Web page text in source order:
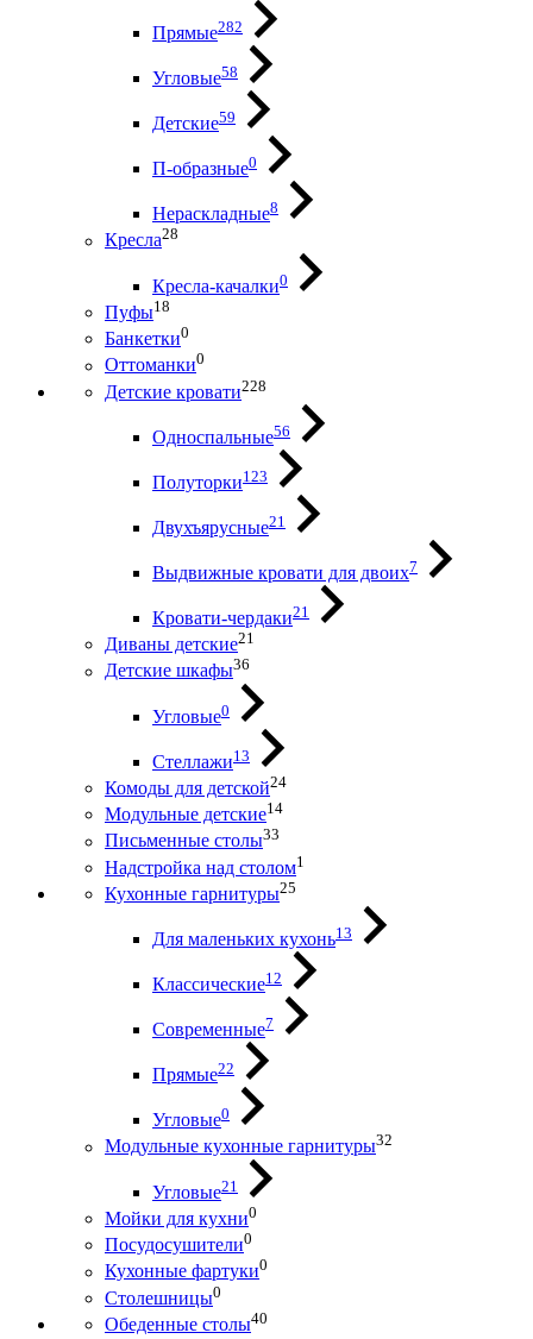
Прямые282
Угловые58
Детские59
П-образные0
Нераскладные8
Кресла28
Кресла-качалки0
Пуфы18
Банкетки0
Оттоманки0
Детские кровати228
Односпальные56
Полуторки123
Двухъярусные21
Выдвижные кровати для двоих7
Кровати-чердаки21
Диваны детские21
Детские шкафы36
Угловые0
Стеллажи13
Комоды для детской24
Модульные детские14
Письменные столы33
Надстройка над столом1
Кухонные гарнитуры25
Для маленьких кухонь13
Классические12
Современные7
Прямые22
Угловые0
Модульные кухонные гарнитуры32
Угловые21
Мойки для кухни0
Посудосушители0
Кухонные фартуки0
Столешницы0
Обеденные столы40